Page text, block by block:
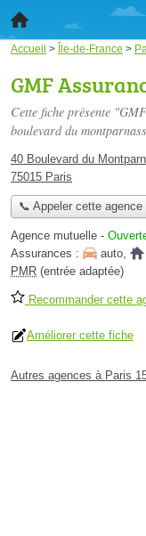
Accueil > Île-de-France >
GMF
Cette fiche présente
boulevard du
40 Boulevard du
75015 Paris
📞 Appeler cette agence
Agence mutuelle -
Assurances :
auto,
PMR (entrée adaptée)
Recommander cette
Améliorer cette fiche
Autres agences à Paris